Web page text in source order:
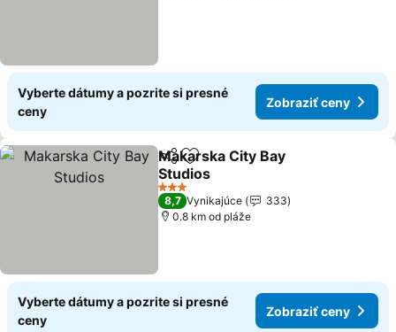
Vyberte dátumy a pozrite si presné
ceny
Zobraziť ceny
ZdieľaťPridať do obľúbených
Makarska City Bay
Studios
Zobraziť ceny
3 Počet hviezdičiek
8,7 Vynikajúce
333
0.8 km od pláže
Vyberte dátumy a pozrite si presné
ceny
Zobraziť ceny